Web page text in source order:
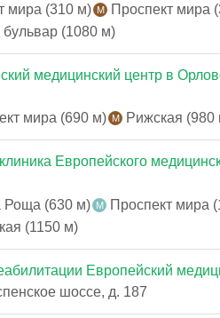
мира (310 м)
Проспект мира
бульвар (1080 м)
медицинский центр в
мира (690 м) Рижская (980
Европейского
Роща (630 м)
Проспект мира
(1150 м)
Европейский
шоссе, д. 187